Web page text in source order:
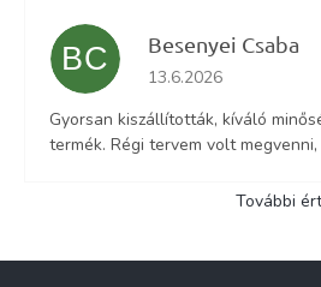
BC Besenyei Csaba
Az áruház értékelése
13.6.2026
Gyorsan kiszállították, kíváló
termék. Régi tervem volt
További